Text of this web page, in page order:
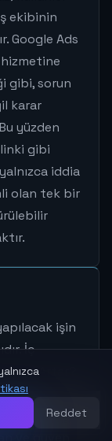
ekibinin
Google Ads
gibi, sorun
karar
yüzden
gibi
iddia
olan tek bir
işin
İç
Artar?
işletmeler
Reddet